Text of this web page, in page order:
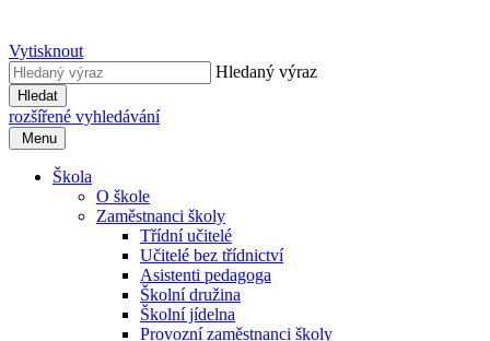
Vytisknout
Hledaný výraz
Hledat
rozšířené vyhledávání
Menu
Škola
O škole
Zaměstnanci školy
Třídní učitelé
Učitelé bez třídnictví
Asistenti pedagoga
Školní družina
Školní jídelna
Provozní zaměstnanci školy